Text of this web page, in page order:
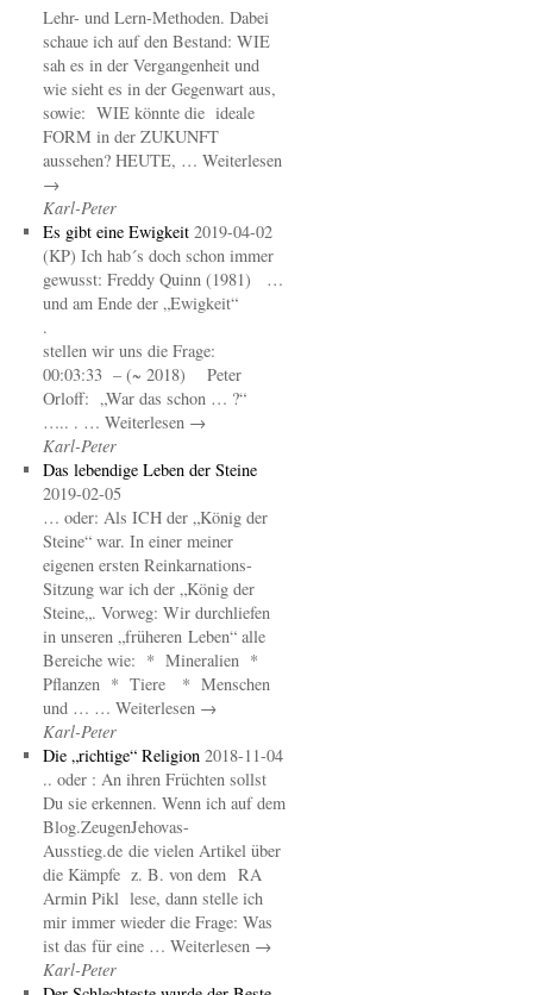
Lehr- und Lern-Methoden. Dabei
schaue ich auf den Bestand: WIE
sah es in der Vergangenheit und
wie sieht es in der Gegenwart aus,
sowie: WIE könnte die ideale
FORM in der ZUKUNFT
aussehen? HEUTE, … Weiterlesen
→
Karl-Peter
Es gibt eine Ewigkeit 2019-04-02
(KP) Ich hab´s doch schon immer
gewusst: Freddy Quinn (1981) …
und am Ende der „Ewigkeit“
.
stellen wir uns die Frage:
00:03:33 – (~ 2018) Peter
Orloff: „War das schon … ?“
….. . … Weiterlesen →
Karl-Peter
Das lebendige Leben der Steine
2019-02-05
… oder: Als ICH der „König der
Steine“ war. In einer meiner
eigenen ersten Reinkarnations-
Sitzung war ich der „König der
Steine„. Vorweg: Wir durchliefen
in unseren „früheren Leben“ alle
Bereiche wie: * Mineralien *
Pflanzen * Tiere * Menschen
und … … Weiterlesen →
Karl-Peter
Die „richtige“ Religion 2018-11-04
.. oder : An ihren Früchten sollst
Du sie erkennen. Wenn ich auf dem
Blog.ZeugenJehovas-
Ausstieg.de die vielen Artikel über
die Kämpfe z. B. von dem RA
Armin Pikl lese, dann stelle ich
mir immer wieder die Frage: Was
ist das für eine … Weiterlesen →
Karl-Peter